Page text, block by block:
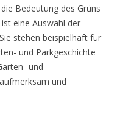
Bedeutung des Grüns
eine Auswahl der
stehen beispielhaft für
und Parkgeschichte
und
und